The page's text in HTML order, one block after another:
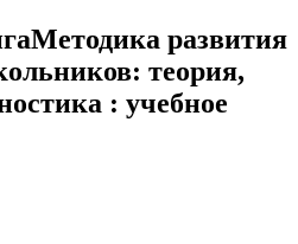
Методика развития
теория,
: учебное